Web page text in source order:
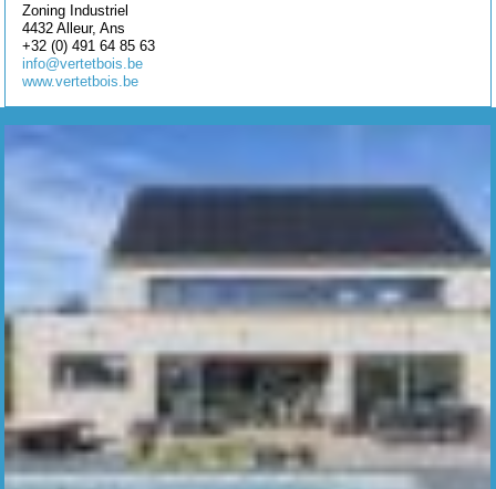
Zoning Industriel
4432 Alleur, Ans
+32 (0) 491 64 85 63
info@vertetbois.be
www.vertetbois.be